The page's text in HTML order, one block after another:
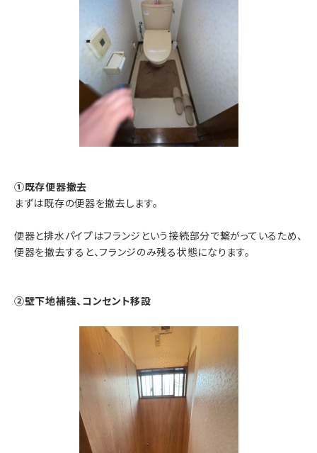
①既存便器撤去
まずは既存の便器を撤去します。
便器と排水パイプはフランジという接続部分で繋がっているため、
便器を撤去すると、フランジのみ残る状態になります。
②壁下地補強、コンセント移設